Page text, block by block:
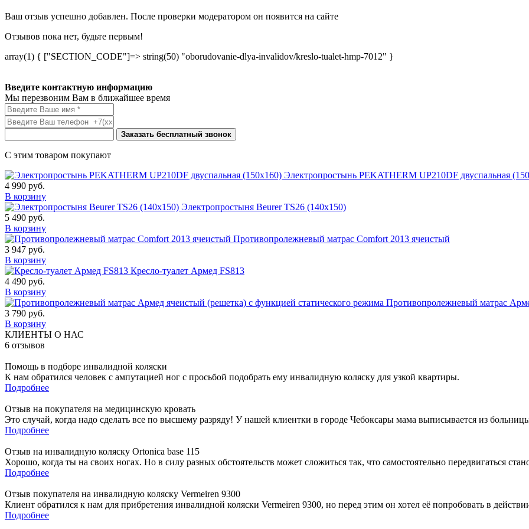
Ваш отзыв успешно добавлен. После проверки модератором он появится на сайте
Отзывов пока нет, будьте первым!
array(1) { ["SECTION_CODE"]=> string(50) "oborudovanie-dlya-invalidov/kreslo-tualet-hmp-7012" }
Введите контактную информацию
Мы перезвоним Вам в ближайшее время
Заказать бесплатный звонок
С этим товаром покупают
Электропростынь PEKATHERM UP210DF двуспальная
4 990 руб.
В корзину
Электропростыня Beurer TS26 (140x150)
5 490 руб.
В корзину
Противопролежневый матрас Comfort 2013 ячеистый
3 947 руб.
В корзину
Кресло-туалет Армед FS813
4 490 руб.
В корзину
Противопролежневый матрас
3 790 руб.
В корзину
КЛИЕНТЫ О НАС
6 отзывов
Помощь в подборе инвалидной коляски
К нам обратился человек с ампутацией ног с просьбой подобрать ему инвалидную коляску для узкой квартиры.
Подробнее
Отзыв на покупателя на медицинскую кровать
Это случай, когда надо сделать все по высшему разряду! У нашей клиентки в городе Чебоксары мама выписывается из
Подробнее
Отзыв на инвалидную коляску Ortonica base 115
Хорошо, когда ты на своих ногах. Но в силу разных обстоятельств может сложиться так, что самостоятельно передвигаться
Подробнее
Отзыв покупателя на инвалидную коляску Vermeiren 9300
Клиент обратился к нам для прибретения инвалидной коляски Vermeiren 9300, но перед этим он хотел её попробовать в
Подробнее